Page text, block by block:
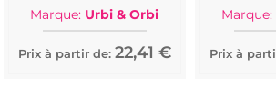
Marque: Urbi & Orbi
Prix à partir de: 22,41 €
Marque:
Prix à